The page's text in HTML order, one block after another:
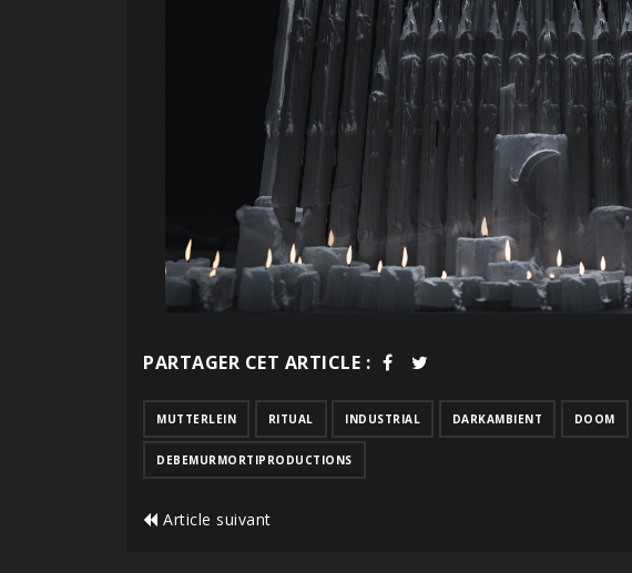
PARTAGER CET ARTICLE :
MUTTERLEIN RITUAL INDUSTRIAL DARKAMBIENT DOOM
DEBEMURMORTIPRODUCTIONS
Article suivant